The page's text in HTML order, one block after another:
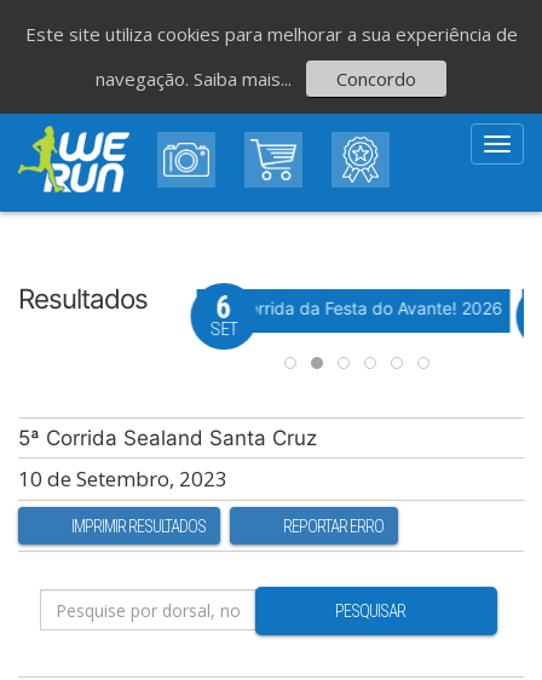
Resultados
de São Romão Evento WeTiming
37ª Corrida da Festa do Avante! 2026
6
SET
5ª Corrida Sealand Santa Cruz
10 de Setembro, 2023
IMPRIMIR RESULTADOS REPORTAR ERRO
PESQUISAR
Este site utiliza cookies para melhorar a sua experiência de
navegação. Saiba mais... Concordo